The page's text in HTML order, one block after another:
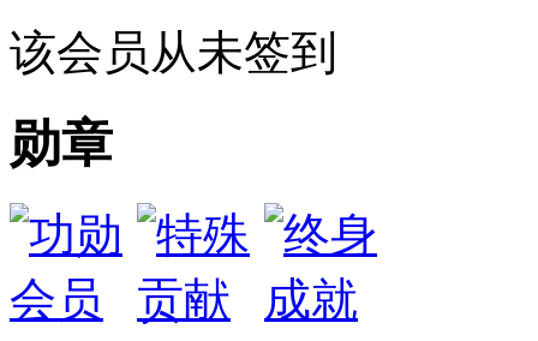
该会员从未签到
勋章